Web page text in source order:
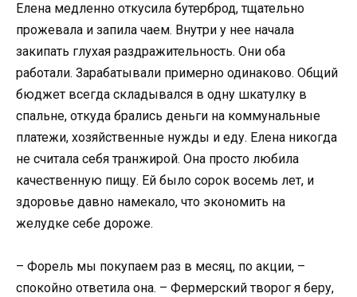
Елена медленно откусила бутерброд, тщательно
прожевала и запила чаем. Внутри у нее начала
закипать глухая раздражительность. Они оба
работали. Зарабатывали примерно одинаково. Общий
бюджет всегда складывался в одну шкатулку в
спальне, откуда брались деньги на коммунальные
платежи, хозяйственные нужды и еду. Елена никогда
не считала себя транжирой. Она просто любила
качественную пищу. Ей было сорок восемь лет, и
здоровье давно намекало, что экономить на
желудке себе дороже.
– Форель мы покупаем раз в месяц, по акции, –
спокойно ответила она. – Фермерский творог я беру,